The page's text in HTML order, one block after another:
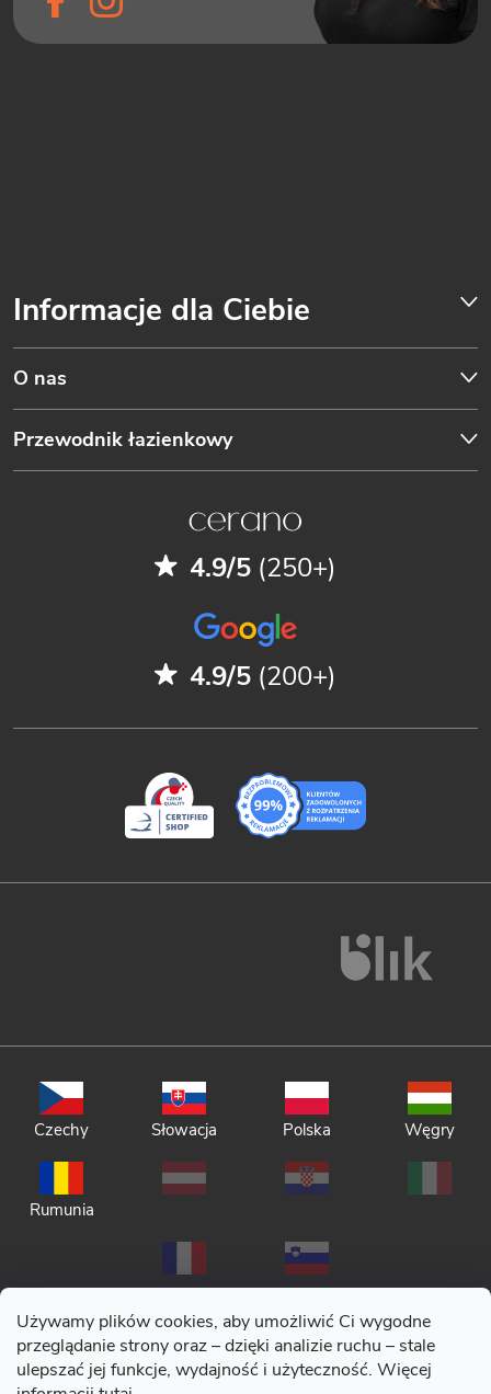
Używamy plików cookies, aby umożliwić Ci wygodne
przeglądanie strony oraz – dzięki analizie ruchu – stale
ulepszać jej funkcje, wydajność i użyteczność. Więcej
Informacje dla Ciebie
O nas
Przewodnik łazienkowy
4.9/5 (250+)
4.9/5 (200+)
Czechy Słowacja Polska Węgry
Rumunia
Polityka prywatności